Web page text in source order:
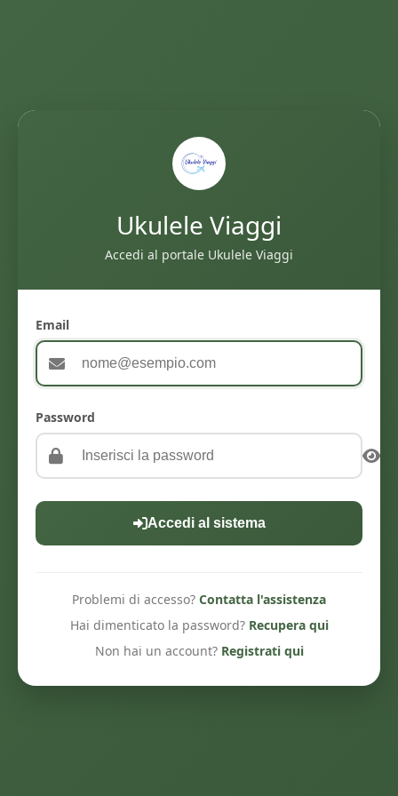
Ukulele Viaggi
Accedi al portale Ukulele Viaggi
Email
Password
Accedi al sistema
Problemi di accesso? Contatta l'assistenza
Hai dimenticato la password? Recupera qui
Non hai un account? Registrati qui